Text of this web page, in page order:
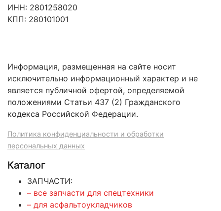
ИНН: 2801258020
КПП: 280101001
Информация, размещенная на сайте носит
исключительно информационный характер и не
является публичной офертой, определяемой
положениями Статьи 437 (2) Гражданского
кодекса Российской Федерации.
Политика конфиденциальности и обработки
персональных данных
Каталог
ЗАПЧАСТИ:
– все запчасти для спецтехники
– для асфальтоукладчиков